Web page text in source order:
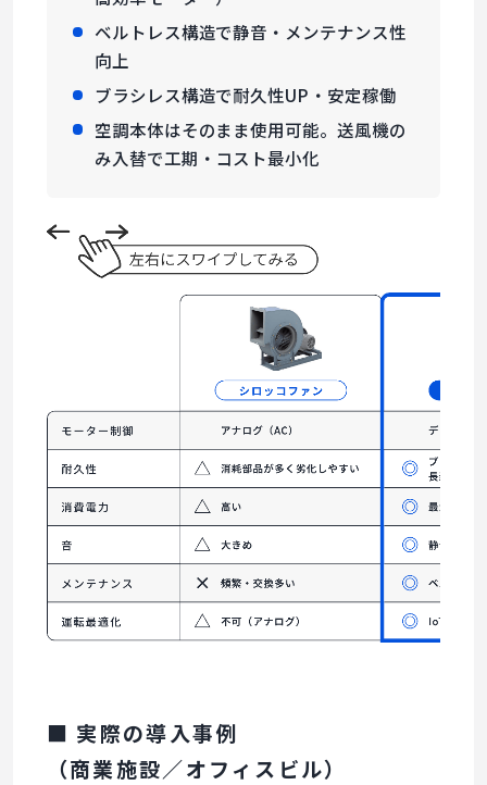
ベルトレス構造で静音・メンテナンス性
向上
ブラシレス構造で耐久性UP・安定稼働
空調本体はそのまま使用可能。送風機の
み入替で工期・コスト最小化
■ 実際の導入事例
（商業施設／オフィスビル）